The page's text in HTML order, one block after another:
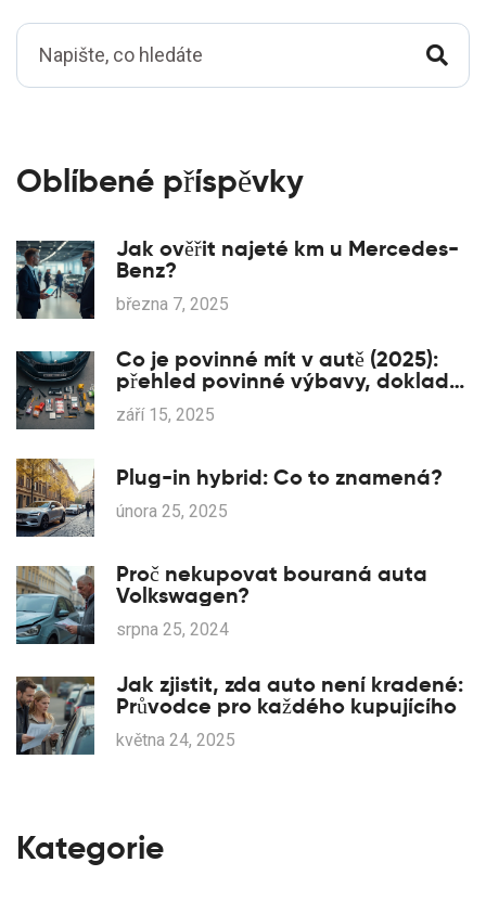
Oblíbené příspěvky
Jak ověřit najeté km u Mercedes-
Benz?
března 7, 2025
Co je povinné mít v autě (2025):
přehled povinné výbavy, dokladů
a pokut
září 15, 2025
Plug-in hybrid: Co to znamená?
února 25, 2025
Proč nekupovat bouraná auta
Volkswagen?
srpna 25, 2024
Jak zjistit, zda auto není kradené:
Průvodce pro každého kupujícího
května 24, 2025
Kategorie